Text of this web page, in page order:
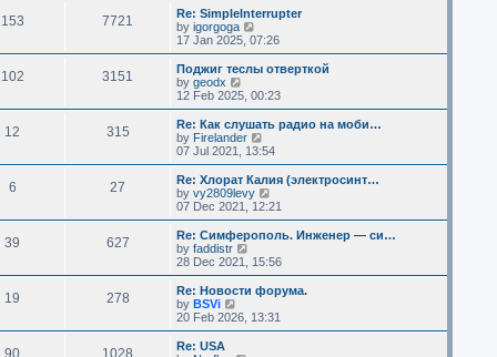
153 7721
Re: SimpleInterrupter
by igorgoga
i
e
w
h
a
t
e
t
p
o
s
t
17 Jan 2025, 07:26
102 3151
Поджиг теслы отверткой
by geodx
i
e
w
t
h
a
t
e
t
p
o
s
t
12 Feb 2025, 00:23
12 315
Re: Как слушать радио на моби…
by Firelander
i
e
w
t
h
a
t
e
t
o
s
07 Jul 2021, 13:54
6 27
Re: Хлорат Калия (электросинт…
by vy2809levy
i
e
w
h
a
t
e
07 Dec 2021, 12:21
39 627
Re: Симферополь. Инженер — си…
by faddistr
e
w
h
28 Dec 2021, 15:56
19 278
Re: Новости форума.
by BSVi
i
e
20 Feb 2026, 13:31
90 1028
Re: USA